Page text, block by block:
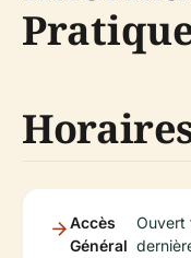
Accès
Général
Ouvert